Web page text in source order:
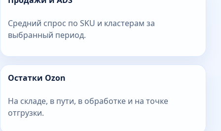
Средний спрос по SKU и кластерам за
выбранный период.
Остатки Ozon
На складе, в пути, в обработке и на точке
отгрузки.